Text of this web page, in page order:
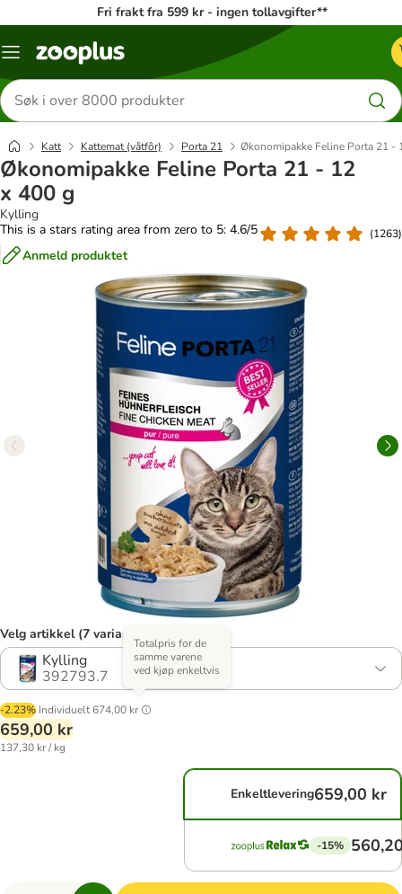
Fri frakt fra 599 kr - ingen tollavgifter**
Katalogmeny
Søk
etter
produkter
Katt Kattemat (våtfôr) Porta 21 Økonomipakke Feline Porta 21 -
Økonomipakke Feline Porta 21 - 12
x 400 g
Kylling
This is a stars rating area from zero to 5: 4.6/5
(1263)
Anmeld produktet
Velg artikkel (7 varianter)
Kylling
392793.7
-2.23% Individuelt674,00 kr
Totalpris for de
samme varene
ved kjøp enkeltvis
659,00 kr
137,30 kr / kg
Enkeltlevering659,00 kr
-15%